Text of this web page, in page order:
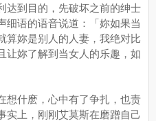
到目的，先破坏之前的绅士
细语的语音说道：「妳如果当
算妳是别人的人妻，我绝对比
让妳了解到当女人的乐趣，如
什麽，心中有了争扎，也责
实上，刚刚艾莫斯在磨蹭自己